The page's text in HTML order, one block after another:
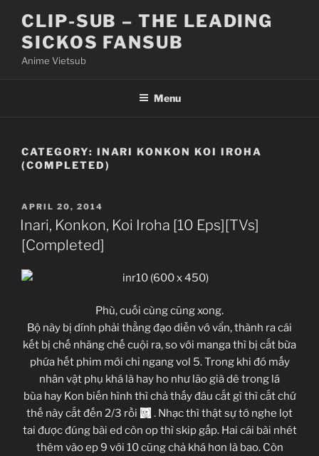
content
CLIP-SUB – THE LEADING
SICKOS FANSUB
Anime Vietsub
Menu
CATEGORY: INARI KONKON KOI IROHA
(COMPLETED)
POSTED
ON
APRIL 20, 2014
Inari, Konkon, Koi Iroha [10 Eps][TVs]
[Completed]
Phù, cuối cùng cũng xong.
Bộ này bị dính phải thằng đạo diễn vớ vẩn, thành ra cái
kết bị chế nhăng chế cuội ra, so với manga thì bị cắt bừa
phứa hết phim mới chỉ ngang vol 5. Trong khi đó mấy
nhân vật phụ khá là hay ho như lão già dê trong lá
bùa hay Kon biến hình thì chả thấy đâu cắt gì thì cắt chứ
thế này cắt đến 2/3 rồi
. Nhạc thì thật sự tớ nghe lọt
tai được đúng bài ed còn op thì skip gấp. Hai cái bài nhét
thêm vào ep 9 với 10 cũng chả khá hơn là bao. Còn